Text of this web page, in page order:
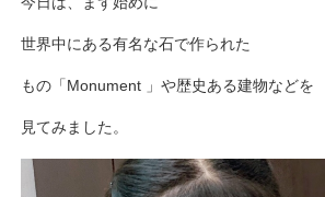
世界中にある有名な石で作られた
もの「Monument 」や歴史ある建物などを
見てみました。